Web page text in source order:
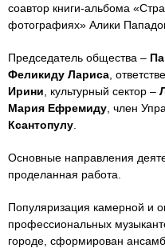
соавтор книги-альбома
фотографиях» Алики
Председатель общества –
Феликиду Лариса ,
Ирини , культурный сектор –
Мария Ефремиду , член
Ксантопулу
Основные направления
проделанная работа.
Популяризация камерной и
профессиональных
городе, сформирован